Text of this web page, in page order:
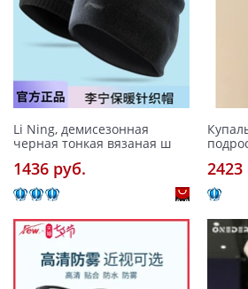
Li Ning, демисезонная
черная тонкая вязаная ш
1436 pуб. 2423